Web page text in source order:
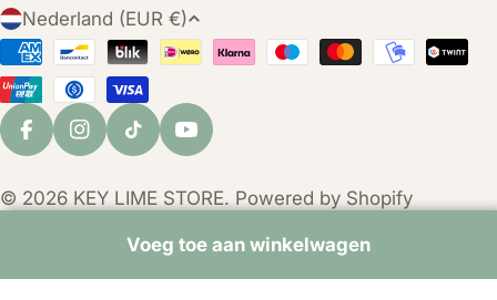
L
a
n
d
/
e
g
o
Nederland (EUR €)
Betaalmethoden
FacebookInstagram
TikTokYouTube
© 2026 KEY LIME STORE. Powered by Shopify
Voeg toe aan winkelwagen